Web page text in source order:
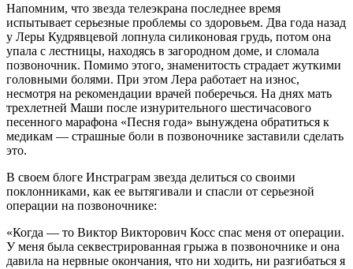
Напомним, что звезда телеэкрана последнее время
испытывает серьезные проблемы со здоровьем. Два года назад
у Леры Кудрявцевой лопнула силиконовая грудь, потом она
упала с лестницы, находясь в загородном доме, и сломала
позвоночник. Помимо этого, знаменитость страдает жуткими
головными болями. При этом Лера работает на износ,
несмотря на рекомендации врачей поберечься. На днях мать
трехлетней Маши после изнурительного шестичасового
песенного марафона «Песня года» вынуждена обратиться к
медикам — страшные боли в позвоночнике заставили сделать
это.
В своем блоге Инстраграм звезда делиться со своими
поклонниками, как ее вытягивали и спасли от серьезной
операции на позвоночнике:
«Когда — то Виктор Викторович Косс спас меня от операции.
У меня была секвестрированная грыжа в позвоночнике и она
давила на нервные окончания, что ни ходить, ни разгибаться я